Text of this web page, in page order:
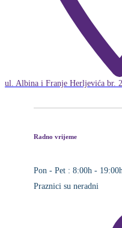
ul. Albina i Franje Herljevića br.
Radno vrijeme
Pon - Pet : 8:00h -
Praznici su neradni